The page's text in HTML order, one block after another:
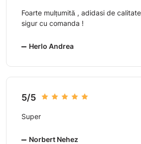
Foarte mulțumită , adidasi de
sigur cu comanda !
Herlo Andrea
5/5
Super
Norbert Nehez